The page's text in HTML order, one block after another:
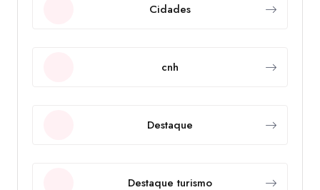
Cidades
cnh
Destaque
Destaque turismo